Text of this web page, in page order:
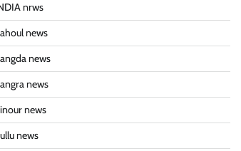
nrws
news
news
news
news
news